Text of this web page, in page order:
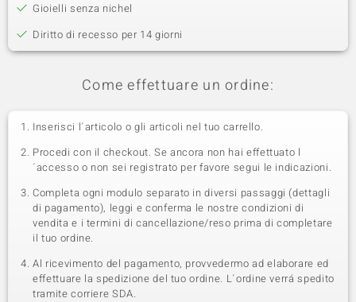
Gioielli senza nichel
Diritto di recesso per 14 giorni
Come effettuare un ordine:
Inserisci l´articolo o gli articoli nel tuo carrello.
Procedi con il checkout. Se ancora non hai effettuato l
´accesso o non sei registrato per favore segui le indicazioni.
Completa ogni modulo separato in diversi passaggi (dettagli
di pagamento), leggi e conferma le nostre condizioni di
vendita e i termini di cancellazione/reso prima di completare
il tuo ordine.
Al ricevimento del pagamento, provvedermo ad elaborare ed
effettuare la spedizione del tuo ordine. L´ordine verrá spedito
tramite corriere SDA.